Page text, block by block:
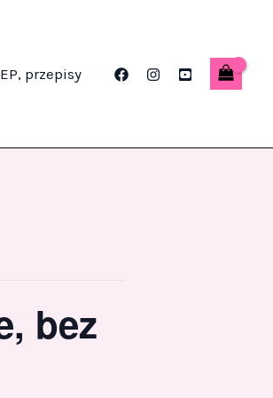
przepisy
bez